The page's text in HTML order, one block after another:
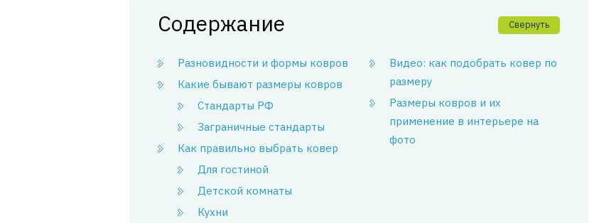
Содержание Свернуть
Разновидности и формы ковров
Какие бывают размеры ковров
Стандарты РФ
Заграничные стандарты
Как правильно выбрать ковер
Для гостиной
Детской комнаты
Кухни
Видео: как подобрать ковер по
размеру
Размеры ковров и их
применение в интерьере на
фото